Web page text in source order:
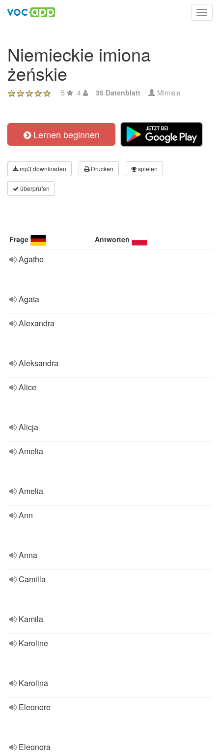
Niemieckie imiona
żeńskie
5 4 35 Datenblatt Mimisia
Lernen beginnen
mp3 downloaden Drucken spielen
überprüfen
Frage Antworten
Agathe
Agata
Alexandra
Aleksandra
Alice
Alicja
Amelia
Amelia
Ann
Anna
Camilla
Kamila
Karoline
Karolina
Eleonore
Eleonora